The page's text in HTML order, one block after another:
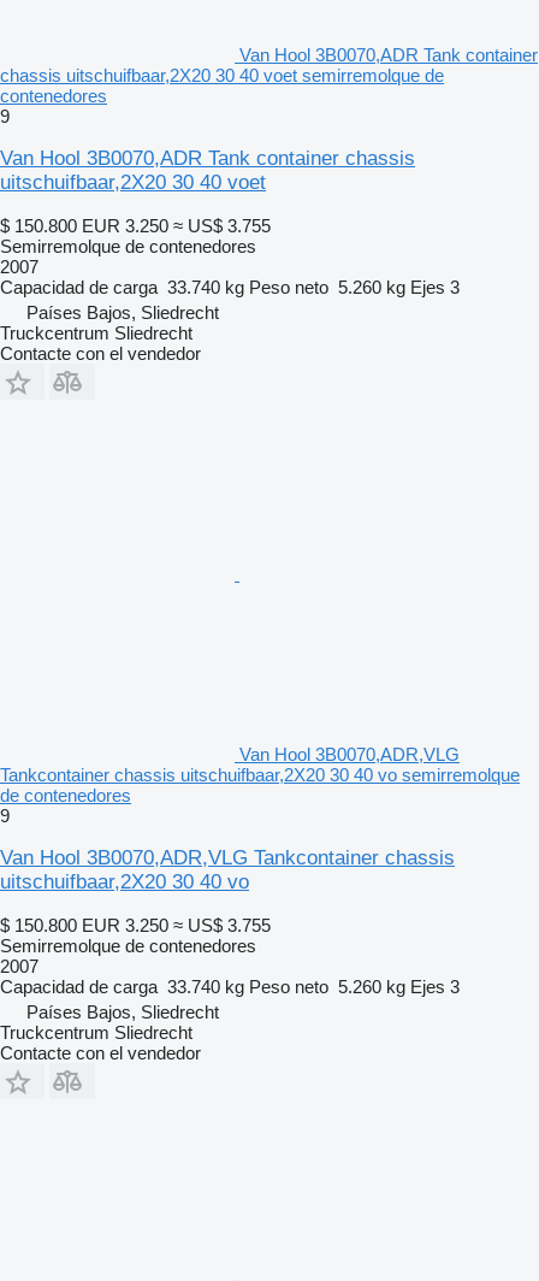
Van Hool 3B0070,ADR Tank container
chassis uitschuifbaar,2X20 30 40 voet semirremolque de
contenedores
9
Van Hool 3B0070,ADR Tank container chassis
uitschuifbaar,2X20 30 40 voet
$ 150.800 EUR 3.250 ≈ US$ 3.755
Semirremolque de contenedores
2007
Capacidad de carga 33.740 kg Peso neto 5.260 kg Ejes 3
Países Bajos, Sliedrecht
Truckcentrum Sliedrecht
Contacte con el vendedor
Van Hool 3B0070,ADR,VLG
Tankcontainer chassis uitschuifbaar,2X20 30 40 vo semirremolque
de contenedores
9
Van Hool 3B0070,ADR,VLG Tankcontainer chassis
uitschuifbaar,2X20 30 40 vo
$ 150.800 EUR 3.250 ≈ US$ 3.755
Semirremolque de contenedores
2007
Capacidad de carga 33.740 kg Peso neto 5.260 kg Ejes 3
Países Bajos, Sliedrecht
Truckcentrum Sliedrecht
Contacte con el vendedor